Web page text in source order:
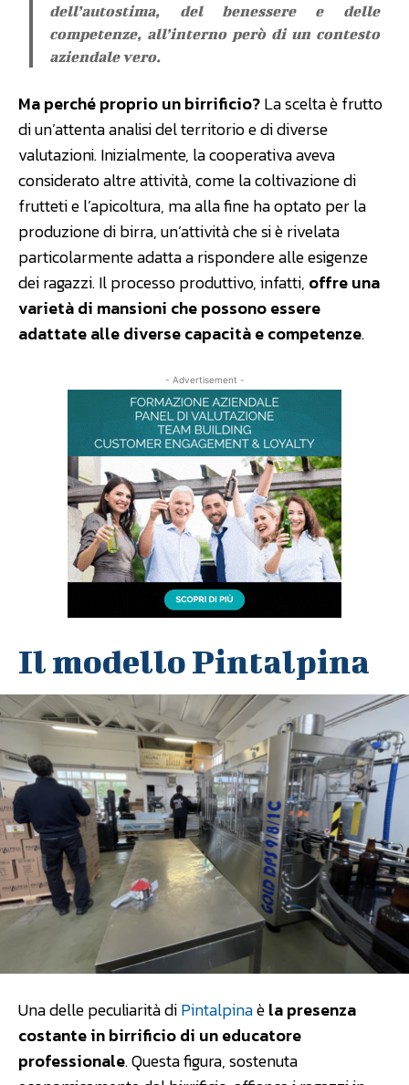
dell’autostima, del benessere e delle
competenze, all’interno però di un contesto
aziendale vero.
Ma perché proprio un birrificio?La scelta è frutto
di un’attenta analisi del territorio e di diverse
valutazioni. Inizialmente, la cooperativa aveva
considerato altre attività, come la coltivazione di
frutteti e l’apicoltura, ma alla fine ha optato per la
produzione di birra, un’attività che si è rivelata
particolarmente adatta a rispondere alle esigenze
dei ragazzi. Il processo produttivo, infatti, offre una
varietà di mansioni che possono essere
adattate alle diverse capacità e competenze.
- Advertisement -
Il modello Pintalpina
Una delle peculiarità diPintalpinaèla presenza
costante in birrificio di un educatore
professionale. Questa figura, sostenuta